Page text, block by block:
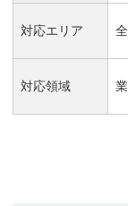
対応エリア
対応領域